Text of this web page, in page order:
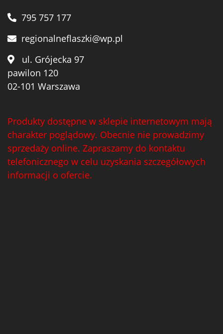
795 757 177
regionalneflaszki@wp.pl
ul. Grójecka 97
pawilon 120
02-101 Warszawa
Produkty dostępne w sklepie internetowym mają
charakter poglądowy. Obecnie nie prowadzimy
sprzedaży online. Zapraszamy do kontaktu
telefonicznego w celu uzyskania szczegółowych
informacji o ofercie.